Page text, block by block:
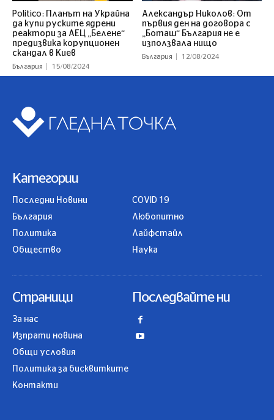
Politico: Планът на Украйна
да купи руските ядрени
реактори за АЕЦ „Белене“
предизвика корупционен
скандал в Киев
България 15/08/2024
Александър Николов: От
първия ден на договора с
„Боташ“ България не е
използвала нищо
България 12/08/2024
Категории
Последни Новини
България
Политика
Общество
COVID 19
Любопитно
Лайфстайл
Наука
Страници
За нас
Изпрати новина
Общи условия
Политика за бисквитките
Контакти
Последвайте ни